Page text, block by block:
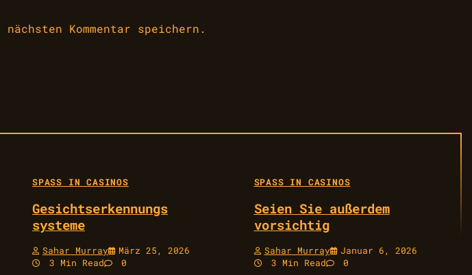
Kommentar speichern.
SPASS IN CASINOS
Gesichtserkennungs
systeme
Sahar Murray
März 25, 2026
3 Min Read
0
SPASS IN CASINOS
Seien Sie außerdem
vorsichtig
Sahar Murray
Januar 6, 2026
3 Min Read
0